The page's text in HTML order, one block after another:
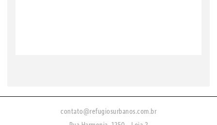
contato@refugiosurbanos.com.br